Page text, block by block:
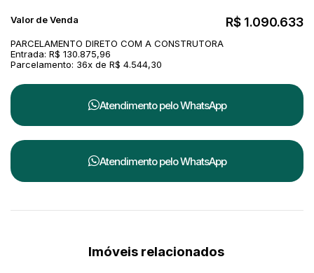
R$ 1.090.633
Valor de Venda
PARCELAMENTO DIRETO COM A CONSTRUTORA
Entrada: R$ 130.875,96
Parcelamento: 36x de R$ 4.544,30
Atendimento peloWhatsApp
Atendimento peloWhatsApp
Imóveis relacionados